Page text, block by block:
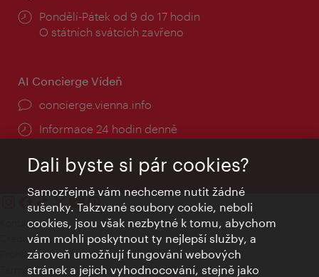
Provozní
doba:
Pondělí-Pátek od 9 do 17 hodin
O státních svátcích zavřeno
AI Concierge Vídeň
concierge.vienna.info
Informace 24 hodin denně
Kontakty
Credits
Prohlášení o ochraně osobních údajů
Terms of Use
Dali byste si pár cookies?
Samozřejmě vám nechceme nutit žádné
sušenky. Takzvané soubory cookie, neboli
cookies, jsou však nezbytné k tomu, abychom
vám mohli poskytnout ty nejlepší služby, a
zároveň umožňují fungování webových
stránek a jejich vyhodnocování, stejně jako